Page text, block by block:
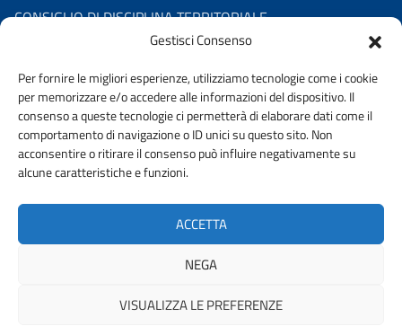
Gestisci Consenso
Per fornire le migliori esperienze, utilizziamo tecnologie come i cookie
per memorizzare e/o accedere alle informazioni del dispositivo. Il
consenso a queste tecnologie ci permetterà di elaborare dati come il
comportamento di navigazione o ID unici su questo sito. Non
acconsentire o ritirare il consenso può influire negativamente su
alcune caratteristiche e funzioni.
ACCETTA
NEGA
VISUALIZZA LE PREFERENZE
CONSIGLIO DI DISCIPLINA TERRITORIALE
consigliodisciplina.ingegnerinuoro//ingpec.eu
SEGUICI SU
URP PRIVACY
AMMINISTRAZIONE TRASPARENTE
© 2026 ORDINE DEGLI INGEGNERI DELLA PROVINCIA DI NUORO |